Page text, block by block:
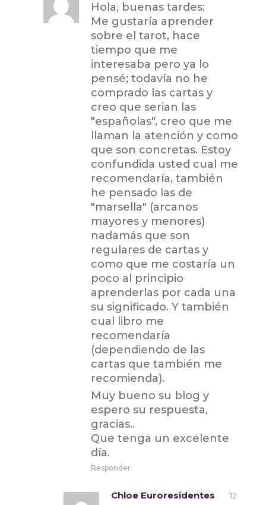
Hola, buenas tardes:
Me gustaría aprender
sobre el tarot, hace
tiempo que me
interesaba pero ya lo
pensé; todavía no he
comprado las cartas y
creo que serian las
"españolas", creo que me
llaman la atención y como
que son concretas. Estoy
confundida usted cual me
recomendaría, también
he pensado las de
"marsella" (arcanos
mayores y menores)
nadamás que son
regulares de cartas y
como que me costaría un
poco al principio
aprenderlas por cada una
su significado. Y también
cual libro me
recomendaría
(dependiendo de las
cartas que también me
recomienda).
Muy bueno su blog y
espero su respuesta,
gracias..
Que tenga un excelente
día.
Responder
Chloe Euroresidentes
12